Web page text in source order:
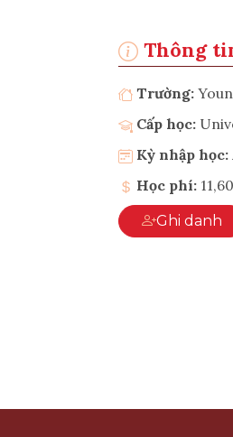
Thông
Trường:
Cấp học:
Kỳ nhập học:
Học phí:
Ghi danh